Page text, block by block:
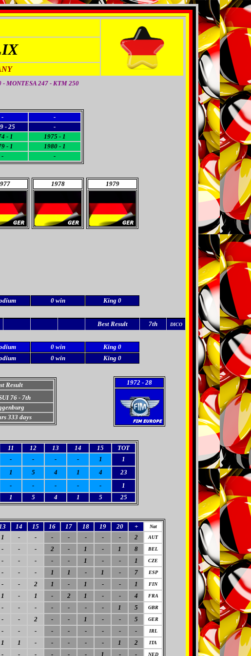
- MONTESA 247 - KTM 250
-
-
- 25 -
- 1
1975 - 1
- 1
1980 - 1
- -
1978 1979
0 win King 0
Best Result 7th DICO
0 win
King 0
0 win King 0
Result
76 - 7th
333 days
1972 - 28
11 12 13 14 15
TOT
- - - - 1
1
1 5 4 1 4
23
- - - - -
1
1 5 4 1 5 25
14 15 16 17 18 19 20 +
Nat
1 - - - - - - - 2 AUT
- - - 2 - 1 - 1 8 BEL
- - - - - 1 - - 1 CZE
- - - 1 1 - 1 - 7 ESP
- - 2 1 - 1 - - 1 FIN
1 - 1 - 2 1 - - 4 FRA
- - - - - - - 1 5 GBR
- - 2 - - 1 - - 5 GER
- - - - - - - - - IRL
1 1 - - - - - 1 2 ITA
- - - - - - 1 - - NED